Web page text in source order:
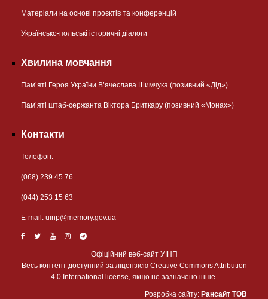
Матеріали на основі проєктів та конференцій
Українсько-польські історичні діалоги
Хвилина мовчання
Пам’яті Героя України В’ячеслава Шимчука (позивний «Дід»)
Пам’яті штаб-сержанта Віктора Бриткару (позивний «Монах»)
Контакти
Телефон:
(068) 239 45 76
(044) 253 15 63
Е-mail: uinp@memory.gov.ua
Офіційний веб-сайт УІНП
Весь контент доступний за ліцензією Creative Commons Attribution
4.0 International license, якщо не зазначено інше.
Розробка сайту: Рансайт ТОВ